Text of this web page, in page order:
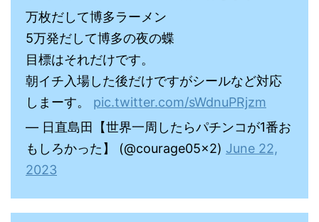
万枚だして博多ラーメン
5万発だして博多の夜の蝶
目標はそれだけです。
朝イチ入場した後だけですがシールなど対応
しまーす。 pic.twitter.com/sWdnuPRjzm
— 日直島田【世界一周したらパチンコが1番お
もしろかった】 (@courage05x2) June 22,
2023